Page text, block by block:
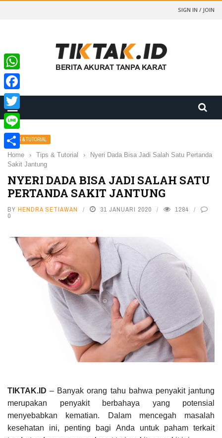
SIGN IN / JOIN
TIPS & TUTORIAL
Home › Tips & Tutorial ›
Nyeri Dada Bisa Jadi Salah Satu Pertanda
Sakit Jantung
NYERI DADA BISA JADI SALAH SATU
PERTANDA SAKIT JANTUNG
BY HENDRA SETIAWAN 31 JANUARI 2020 1284
0
TIKTAK.ID – Banyak orang tahu bahwa penyakit jantung
merupakan penyakit berbahaya yang potensial
menyebabkan kematian. Dalam mencegah masalah
kesehatan ini, penting bagi Anda untuk paham terkait
WhatsApp
Facebook
Twitter
Line
Share